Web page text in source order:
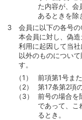
た内容が、会
あるときを除
会員に以下の各号の
本会員に対し、偽
利用に起因して当
以外のものについ
す。
前項第1号ま
第17条第2項
前号の場合を
であって、こ
るとき。